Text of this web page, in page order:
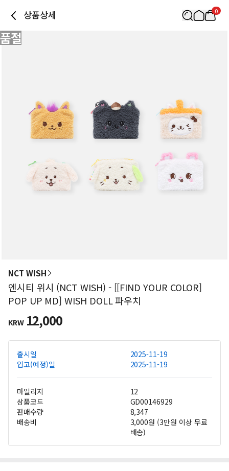
상품상세 0
품절
NCT WISH
엔시티 위시 (NCT WISH) - [[FIND YOUR COLOR]
POP UP MD] WISH DOLL 파우치
KRW 12,000
출시일
2025-11-19
입고(예정)일
2025-11-19
마일리지
12
상품코드
GD00146929
판매수량
8,347
배송비
3,000원 (3만원 이상 무료
배송)